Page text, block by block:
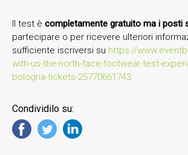
Il test è completamente gratuito ma i posti
partecipare o per ricevere ulteriori
sufficiente iscriversi su https://
with-us-the-north-face-footwear-test-
bologna-tickets-25770661743
Condividilo su: